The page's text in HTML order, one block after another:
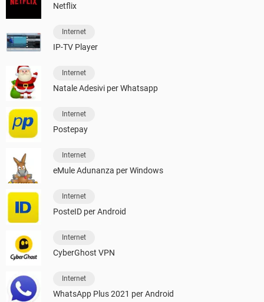
Netflix
Internet
IP-TV Player
Internet
Natale Adesivi per Whatsapp
Internet
Postepay
Internet
eMule Adunanza per Windows
Internet
PosteID per Android
Internet
CyberGhost VPN
Internet
WhatsApp Plus 2021 per Android